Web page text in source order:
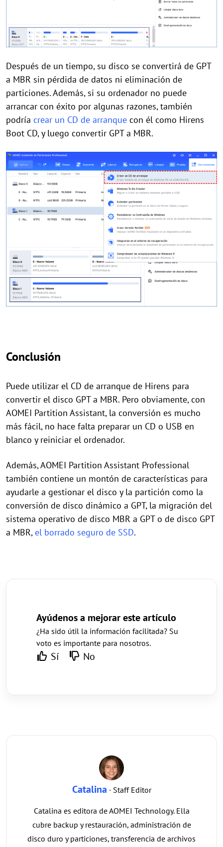
Después de un tiempo, su disco se convertirá de GPT
a MBR sin pérdida de datos ni eliminación de
particiones. Además, si su ordenador no puede
arrancar con éxito por algunas razones, también
podría crear un CD de arranque con él como Hirens
Boot CD, y luego convertir GPT a MBR.
Conclusión
Puede utilizar el CD de arranque de Hirens para
convertir el disco GPT a MBR. Pero obviamente, con
AOMEI Partition Assistant, la conversión es mucho
más fácil, no hace falta preparar un CD o USB en
blanco y reiniciar el ordenador.
Además, AOMEI Partition Assistant Professional
también contiene un montón de características para
ayudarle a gestionar el disco y la partición como la
conversión de disco dinámico a GPT, la migración del
sistema operativo de disco MBR a GPT o de disco GPT
a MBR, el borrado seguro de SSD.
Ayúdenos a mejorar este artículo
¿Ha sido útil la información facilitada? Su
voto es importante para nosotros.
Sí No
Catalina · Staff Editor
Catalina es editora de AOMEI Technology. Ella
cubre backup y restauración, administración de
disco duro y particiones, transferencia de archivos